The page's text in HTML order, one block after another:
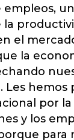
empleos,
el
la
Les
por
y los
para